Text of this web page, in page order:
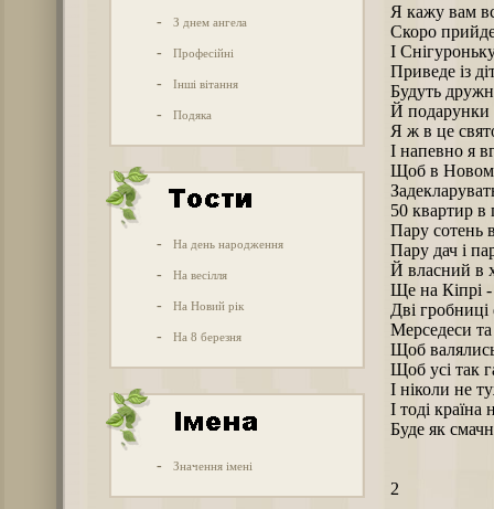
- З днем ангела
- Професійні
- Інші вітання
- Подяка
- На день народження
- На весілля
- На Новий рік
- На 8 березня
- Значення імені
Я кажу вам
Скоро
І
Приведе із
Будуть
Й подарунки
Я ж в це
І напевно я
Щоб в
50 квартир в
Пару сотень
Пару дач і
Й власний в
Ще на Кіпрі -
Дві гробниці
Мерседеси
Щоб
Щоб усі так
І ніколи не
І тоді країна
Буде як
2